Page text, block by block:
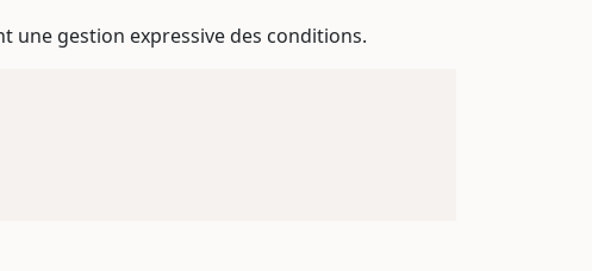
une gestion expressive des conditions.